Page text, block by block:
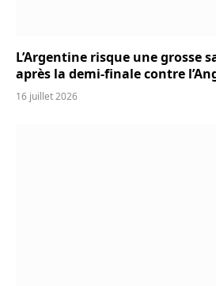
L’Argentine risque une grosse
après la demi-finale contre
16 juillet 2026